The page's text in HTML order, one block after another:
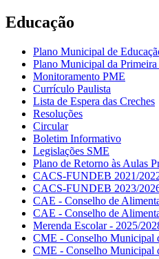
Educação
Plano Municipal de
Plano Municipal da
Monitoramento PME
Currículo Paulista
Lista de Espera das Creches
Resoluções
Circular
Boletim Informativo
Legislações SME
Plano de Retorno às Aulas
CACS-FUNDEB 2021/
CACS-FUNDEB 2023/
CAE - Conselho de
CAE - Conselho de
Merenda Escolar - 2025/
CME - Conselho Municipal
CME - Conselho Municipal